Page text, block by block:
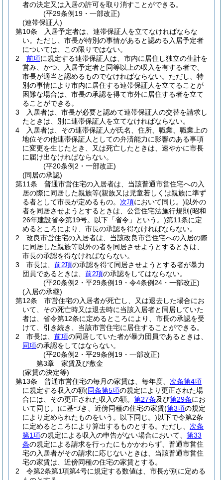
者の決定又は入居の許可を取り消すことができる。
(平29条例19・一部改正)
(連帯保証人)
第10条
入居予定者は、連帯保証人を立てなければならな
い。 ただし、市長が特別の事情があると認める入居予定者
については、この限りではない。
2
前項に規定する連帯保証人は、市内に居住し独立の生計を
営み、かつ、入居予定者と同等以上の収入を有する者で、
市長が適当と認めるものでなければならない。 ただし、特
別の事情により市内に居住する連帯保証人を立てることが
困難な場合は、市長の承認を得て市外に居住する者を立て
ることができる。
3
入居者は、市長が必要と認めて連帯保証人の交替を請求し
たときは、別に連帯保証人を立てなければならない。
4
入居者は、その連帯保証人が氏名、住所、職業、職業上の
地位その他連帯保証人としての弁済能力に影響のある事項
に変更を生じたとき、又は死亡したときは、速やかに市長
に届け出なければならない。
(平20条例2・一部改正)
(同居の承認)
第11条
普通市営住宅の入居者は、当該普通市営住宅への入
居の際に同居した親族等(親族又は児童若しくは親族に準ず
る者として市長が定めるもの。 次項において同じ。)以外の
者を同居させようとするときは、公営住宅法施行規則 (昭和
26年建設省令第19号。以下「省令」という。)第11条に定
めるところにより、市長の承認を得なければならない。
2
改良市営住宅の入居者は、当該改良市営住宅への入居の際
に同居した親族等以外の者を同居させようとするときは、
市長の承認を得なければならない。
3
市長は、 前2項の承認を得て同居させようとする者が暴力
団員であるときは、 前2項の承認をしてはならない。
(平20条例2・平29条例19・令4条例24・一部改正)
(入居の承継)
第12条
市営住宅の入居者が死亡し、又は退去した場合にお
いて、その死亡時又は退去時に当該入居者と同居していた
者は、省令第12条に定めるところにより、市長の承認を受
けて、引き続き、当該市営住宅に居住することができる。
2
市長は、 前項の同居していた者が暴力団員であるときは、
同項の承認をしてはならない。
(平20条例2・平29条例19・一部改正)
第3章
家賃及び敷金
(家賃の決定等)
第13条
普通市営住宅の毎月の家賃は、毎年度、 次条第4項
に規定する収入の額(同条第5項の規定により更正された場
合には、その更正された収入の額。 第27条及び第29条にお
いて同じ。)に基づき、近傍同種の住宅の家賃(第3項の規定
により定められたものをいう。以下同じ。)以下で令第2条
に定めるところにより算出するものとする。 ただし、 次条
第1項の規定による収入の申告がない場合において、 第33
条の規定による請求を行ったにもかかわらず、普通市営住
宅の入居者がその請求に応じないときは、当該普通市営住
宅の家賃は、近傍同種の住宅の家賃とする。
2
令第2条第1項第4号に規定する数値は、市長が別に定める